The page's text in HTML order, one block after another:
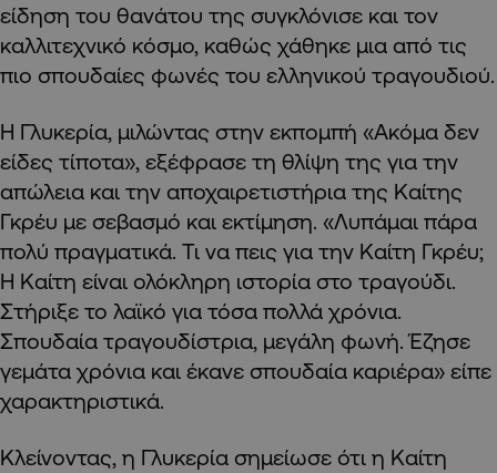
είδηση του θανάτου της συγκλόνισε και τον
καλλιτεχνικό κόσμο, καθώς χάθηκε μια από τις
πιο σπουδαίες φωνές του ελληνικού τραγουδιού.
Η Γλυκερία, μιλώντας στην εκπομπή «Ακόμα δεν
είδες τίποτα», εξέφρασε τη θλίψη της για την
απώλεια και την αποχαιρετιστήρια της Καίτης
Γκρέυ με σεβασμό και εκτίμηση. «Λυπάμαι πάρα
πολύ πραγματικά. Τι να πεις για την Καίτη Γκρέυ;
Η Καίτη είναι ολόκληρη ιστορία στο τραγούδι.
Στήριξε το λαϊκό για τόσα πολλά χρόνια.
Σπουδαία τραγουδίστρια, μεγάλη φωνή. Έζησε
γεμάτα χρόνια και έκανε σπουδαία καριέρα» είπε
χαρακτηριστικά.
Κλείνοντας, η Γλυκερία σημείωσε ότι η Καίτη